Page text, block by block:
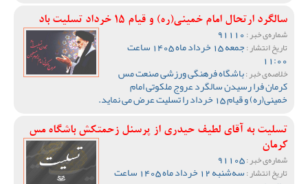
سالگرد ارتحال امام خمینی(ره) و قیام 15 خرداد تسلیت باد
شماره‌ی خبر :
تاریخ انتشار : جمعه 15 خرداد ماه 1405 ساعت
11:00
خلاصه‌ی خبر :باشگاه فرهنگی ورزشی صنعت مس
کرمان فرا رسیدن سالگرد عروج ملکوتی امام
خمینی(ره) و قیام 15 خرداد را تسلیت عرض می نماید.
تسلیت به آقای لطیف حیدری از پرسنل زحمتکش باشگاه مس
کرمان
شماره‌ی خبر :
تاریخ انتشار : سه‌شنبه 12 خرداد ماه 1405 ساعت